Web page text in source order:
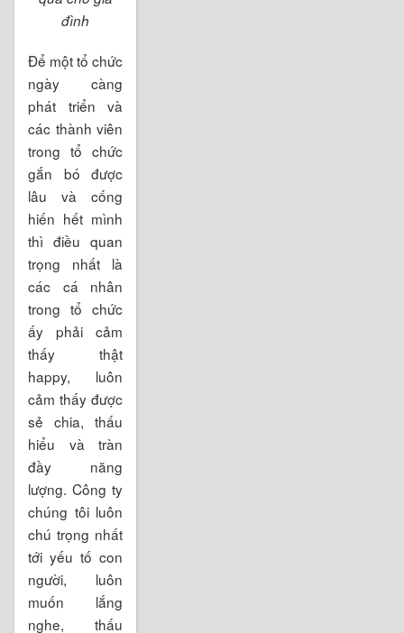
Sếp thay mặt
quà cho gia
Để một tổ chức
ngày càng
phát triển và
các thành viên
trong tổ chức
gắn bó được
lâu và cống
hiến hết mình
thì điều quan
trọng nhất là
các cá nhân
trong tổ chức
ấy phải cảm
thấy thật
happy, luôn
cảm thấy được
sẻ chia, thấu
hiểu và tràn
đầy năng
lượng. Công ty
chúng tôi luôn
chú trọng nhất
tới yếu tố con